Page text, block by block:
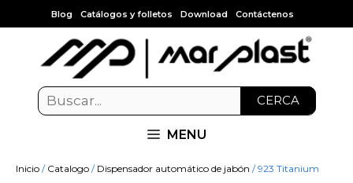
Blog Catálogos y folletos Download Contáctenos
CERCA
MENU
Inicio / Catalogo / Dispensador automático de jabón / 923 Titanium